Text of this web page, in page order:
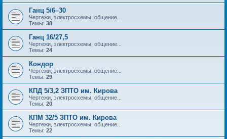
Ганц 5/6–30
Чертежи, электросхемы, общение...
Темы: 38
Ганц 16/27,5
Чертежи, электросхемы, общение...
Темы: 24
Кондор
Чертежи, электросхемы, общение...
Темы: 29
КПД 5/3,2 ЗПТО им. Кирова
Чертежи, электросхемы, общение...
Темы: 20
КПМ 32/5 ЗПТО им. Кирова
Чертежи, электросхемы, общение...
Темы: 22